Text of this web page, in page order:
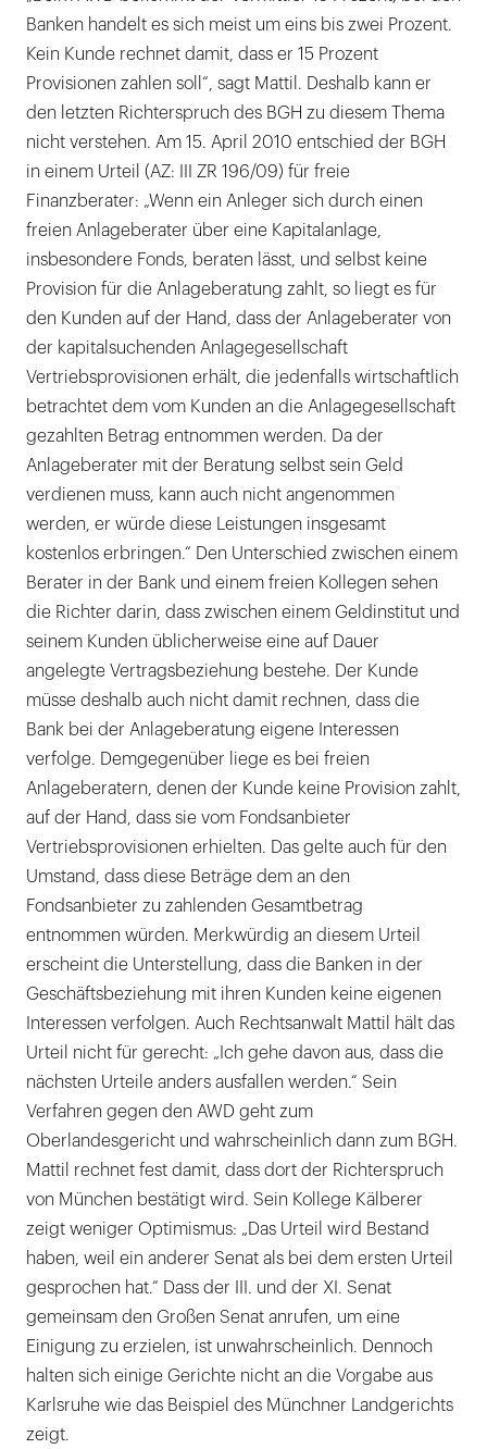
Banken handelt es sich meist um eins bis zwei Prozent.
Kein Kunde rechnet damit, dass er 15 Prozent
Provisionen zahlen soll“, sagt Mattil. Deshalb kann er
den letzten Richterspruch des BGH zu diesem Thema
nicht verstehen. Am 15. April 2010 entschied der BGH
in einem Urteil (AZ: III ZR 196/09) für freie
Finanzberater: „Wenn ein Anleger sich durch einen
freien Anlageberater über eine Kapitalanlage,
insbesondere Fonds, beraten lässt, und selbst keine
Provision für die Anlageberatung zahlt, so liegt es für
den Kunden auf der Hand, dass der Anlageberater von
der kapitalsuchenden Anlagegesellschaft
Vertriebsprovisionen erhält, die jedenfalls wirtschaftlich
betrachtet dem vom Kunden an die Anlagegesellschaft
gezahlten Betrag entnommen werden. Da der
Anlageberater mit der Beratung selbst sein Geld
verdienen muss, kann auch nicht angenommen
werden, er würde diese Leistungen insgesamt
kostenlos erbringen.“ Den Unterschied zwischen einem
Berater in der Bank und einem freien Kollegen sehen
die Richter darin, dass zwischen einem Geldinstitut und
seinem Kunden üblicherweise eine auf Dauer
angelegte Vertragsbeziehung bestehe. Der Kunde
müsse deshalb auch nicht damit rechnen, dass die
Bank bei der Anlageberatung eigene Interessen
verfolge. Demgegenüber liege es bei freien
Anlageberatern, denen der Kunde keine Provision zahlt,
auf der Hand, dass sie vom Fondsanbieter
Vertriebsprovisionen erhielten. Das gelte auch für den
Umstand, dass diese Beträge dem an den
Fondsanbieter zu zahlenden Gesamtbetrag
entnommen würden. Merkwürdig an diesem Urteil
erscheint die Unterstellung, dass die Banken in der
Geschäftsbeziehung mit ihren Kunden keine eigenen
Interessen verfolgen. Auch Rechtsanwalt Mattil hält das
Urteil nicht für gerecht: „Ich gehe davon aus, dass die
nächsten Urteile anders ausfallen werden.“ Sein
Verfahren gegen den AWD geht zum
Oberlandesgericht und wahrscheinlich dann zum BGH.
Mattil rechnet fest damit, dass dort der Richterspruch
von München bestätigt wird. Sein Kollege Kälberer
zeigt weniger Optimismus: „Das Urteil wird Bestand
haben, weil ein anderer Senat als bei dem ersten Urteil
gesprochen hat.“ Dass der III. und der XI. Senat
gemeinsam den Großen Senat anrufen, um eine
Einigung zu erzielen, ist unwahrscheinlich. Dennoch
halten sich einige Gerichte nicht an die Vorgabe aus
Karlsruhe wie das Beispiel des Münchner Landgerichts
zeigt.